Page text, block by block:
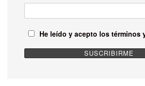
He leído y acepto los términos